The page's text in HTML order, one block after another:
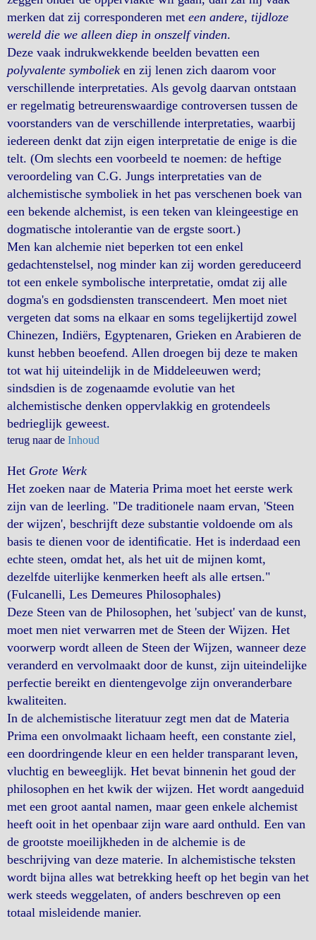
merken dat zij corresponderen met een andere, tijdloze
wereld die we alleen diep in onszelf vinden.
Deze vaak indrukwekkende beelden bevatten een
polyvalente symboliek en zij lenen zich daarom voor
verschillende interpretaties. Als gevolg daarvan ontstaan
er regelmatig betreurenswaardige controversen tussen de
voorstanders van de verschillende interpretaties, waarbij
iedereen denkt dat zijn eigen interpretatie de enige is die
telt. (Om slechts een voorbeeld te noemen: de heftige
veroordeling van C.G. Jungs interpretaties van de
alchemistische symboliek in het pas verschenen boek van
een bekende alchemist, is een teken van kleingeestige en
dogmatische intolerantie van de ergste soort.)
Men kan alchemie niet beperken tot een enkel
gedachtenstelsel, nog minder kan zij worden gereduceerd
tot een enkele symbolische interpretatie, omdat zij alle
dogma's en godsdiensten transcendeert. Men moet niet
vergeten dat soms na elkaar en soms tegelijkertijd zowel
Chinezen, Indiërs, Egyptenaren, Grieken en Arabieren de
kunst hebben beoefend. Allen droegen bij deze te maken
tot wat hij uiteindelijk in de Middeleeuwen werd;
sindsdien is de zogenaamde evolutie van het
alchemistische denken oppervlakkig en grotendeels
bedrieglijk geweest.
terug naar de Inhoud
Het Grote Werk
Het zoeken naar de Materia Prima moet het eerste werk
zijn van de leerling. "De traditionele naam ervan, 'Steen
der wijzen', beschrijft deze substantie voldoende om als
basis te dienen voor de identiﬁcatie. Het is inderdaad een
echte steen, omdat het, als het uit de mijnen komt,
dezelfde uiterlijke kenmerken heeft als alle ertsen."
(Fulcanelli, Les Demeures Philosophales)
Deze Steen van de Philosophen, het 'subject' van de kunst,
moet men niet verwarren met de Steen der Wijzen. Het
voorwerp wordt alleen de Steen der Wijzen, wanneer deze
veranderd en vervolmaakt door de kunst, zijn uiteindelijke
perfectie bereikt en dientengevolge zijn onveranderbare
kwaliteiten.
In de alchemistische literatuur zegt men dat de Materia
Prima een onvolmaakt lichaam heeft, een constante ziel,
een doordringende kleur en een helder transparant leven,
vluchtig en beweeglijk. Het bevat binnenin het goud der
philosophen en het kwik der wijzen. Het wordt aangeduid
met een groot aantal namen, maar geen enkele alchemist
heeft ooit in het openbaar zijn ware aard onthuld. Een van
de grootste moeilijkheden in de alchemie is de
beschrijving van deze materie. In alchemistische teksten
wordt bijna alles wat betrekking heeft op het begin van het
werk steeds weggelaten, of anders beschreven op een
totaal misleidende manier.